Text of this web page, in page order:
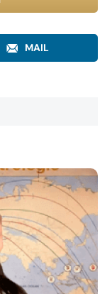
MAIL